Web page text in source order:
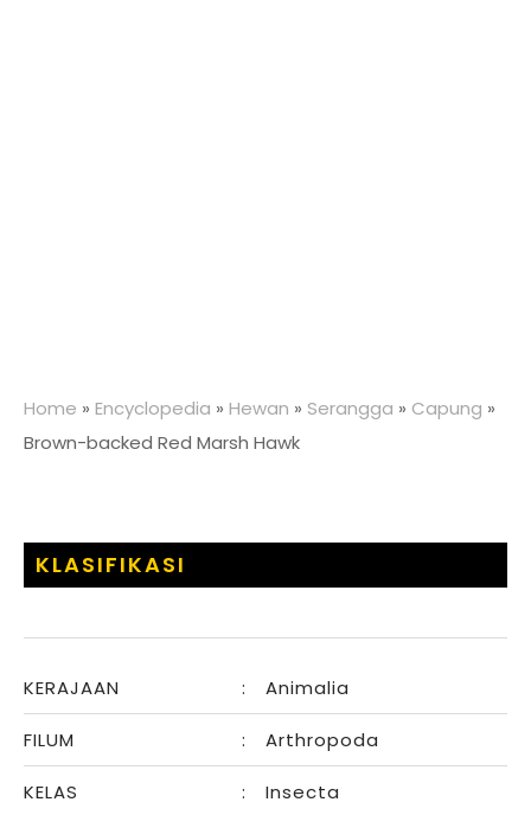
Home » Encyclopedia » Hewan » Serangga » Capung »
Brown-backed Red Marsh Hawk
KLASIFIKASI
KERAJAAN : Animalia
FILUM : Arthropoda
KELAS : Insecta